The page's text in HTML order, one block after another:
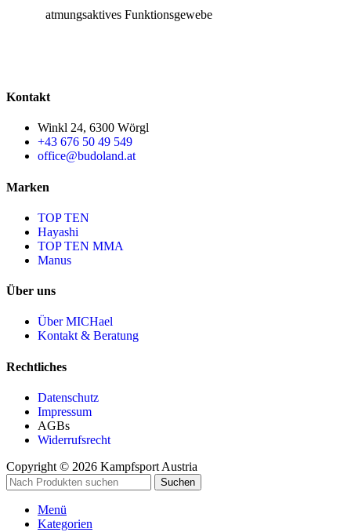
atmungsaktives Funktionsgewebe
Kontakt
Winkl 24, 6300 Wörgl
+43 676 50 49 549
office@budoland.at
Marken
TOP TEN
Hayashi
TOP TEN MMA
Manus
Über uns
Über MICHael
Kontakt & Beratung
Rechtliches
Datenschutz
Impressum
AGBs
Widerrufsrecht
Copyright © 2026 Kampfsport Austria
Suchen
Menü
Kategorien